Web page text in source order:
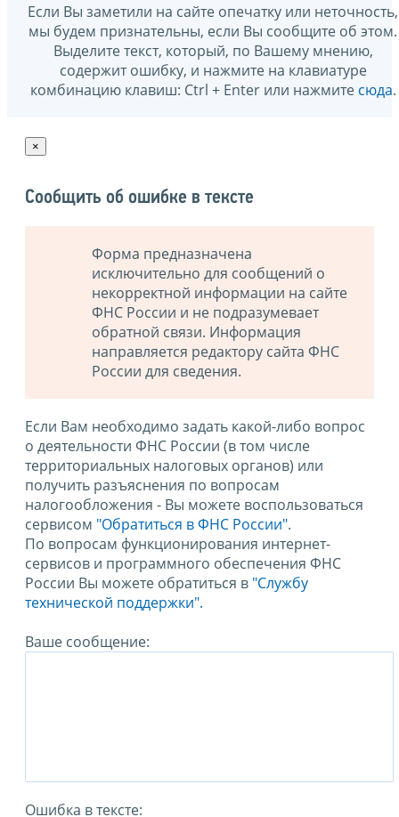
Если Вы заметили на сайте опечатку или неточность,
мы будем признательны, если Вы сообщите об этом.
Выделите текст, который, по Вашему мнению,
содержит ошибку, и нажмите на клавиатуре
комбинацию клавиш: Ctrl + Enter или нажмите сюда.
×
Сообщить об ошибке в тексте
Форма предназначена
исключительно для сообщений о
некорректной информации на сайте
ФНС России и не подразумевает
обратной связи. Информация
направляется редактору сайта ФНС
России для сведения.
Если Вам необходимо задать какой-либо вопрос
о деятельности ФНС России (в том числе
территориальных налоговых органов) или
получить разъяснения по вопросам
налогообложения - Вы можете воспользоваться
сервисом "Обратиться в ФНС России".
По вопросам функционирования интернет-
сервисов и программного обеспечения ФНС
России Вы можете обратиться в "Службу
технической поддержки".
Ваше сообщение:
Ошибка в тексте: